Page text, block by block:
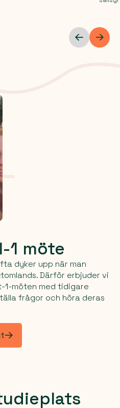
1 möte
dyker upp när man
Därför erbjuder vi
1-möten med tidigare
frågor och höra deras